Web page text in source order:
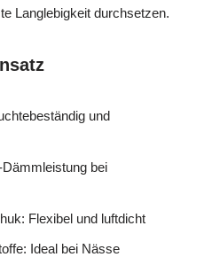
Langlebigkeit durchsetzen.
und
bei
Flexibel und luftdicht
Ideal bei Nässe